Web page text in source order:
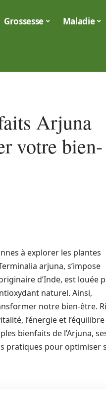
Grossesse Maladie
Arjuna
votre bien-
à explorer les plantes
arjuna, s’impose
d’Inde, est louée
naturel. Ainsi,
notre bien-être.
l’énergie et
bienfaits de l’Arjuna,
pratiques pour optimiser